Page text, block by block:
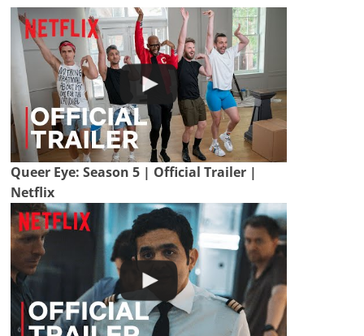
Queer Eye: Season 5 | Official Trailer |
Netflix